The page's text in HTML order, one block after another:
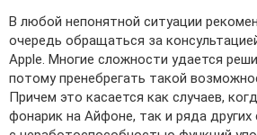
В любой непонятной ситуации
очередь обращаться за
Apple. Многие сложности удается
потому пренебрегать такой
Причем это касается как случаев,
фонарик на Айфоне, так и ряда других